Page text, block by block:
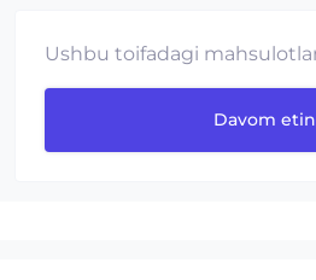
Ushbu toifadagi
Davom